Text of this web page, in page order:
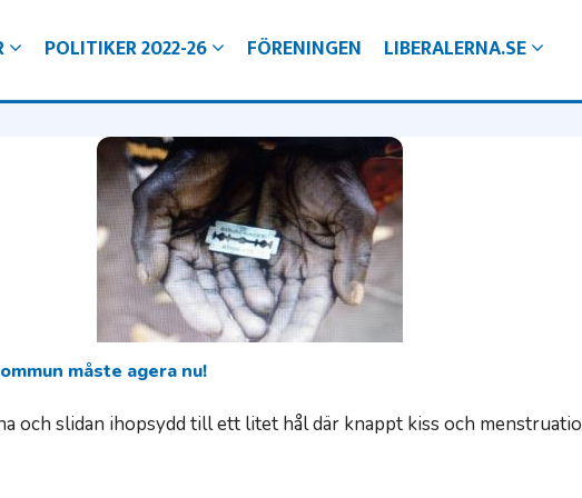
POLITIKER 2022-26 FÖRENINGEN LIBERALERNA.SE
måste agera nu!
och slidan ihopsydd till ett litet hål där knappt kiss och menstruatio